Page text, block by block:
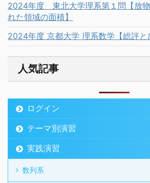
2024年度 東北大学理系第１問【放物
れた領域の面積】
2024年度 京都大学 理系数学【総評と
人気記事
ログイン
テーマ別演習
実践演習
数列系